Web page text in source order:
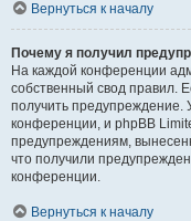
Вернуться к началу
Почему я получил
На каждой конференции
собственный свод правил.
получить предупреждение.
конференции, и phpBB
предупреждениям,
что получили
конференции.
Вернуться к началу